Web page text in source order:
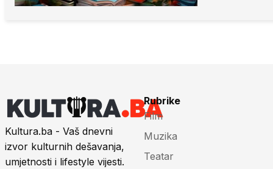
Kultura.ba - Vaš dnevni
izvor kulturnih dešavanja,
umjetnosti i lifestyle vijesti.
Rubrike
Film
Muzika
Teatar